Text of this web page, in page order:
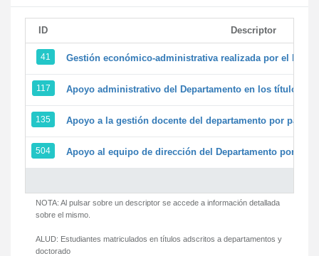
ID Descriptor
41 Gestión económico-administrativa realizada por el
117 Apoyo administrativo del Departamento en los títulos de
135 Apoyo a la gestión docente del departamento por parte
504 Apoyo al equipo de dirección del Departamento por
NOTA: Al pulsar sobre un descriptor se accede a información detallada
sobre el mismo.
ALUD: Estudiantes matriculados en títulos adscritos a departamentos y
doctorado